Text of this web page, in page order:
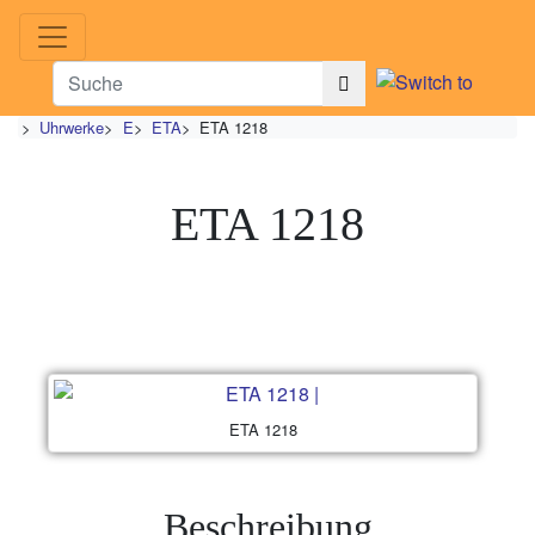
> Uhrwerke> E> ETA> ETA 1218
ETA 1218
ETA 1218